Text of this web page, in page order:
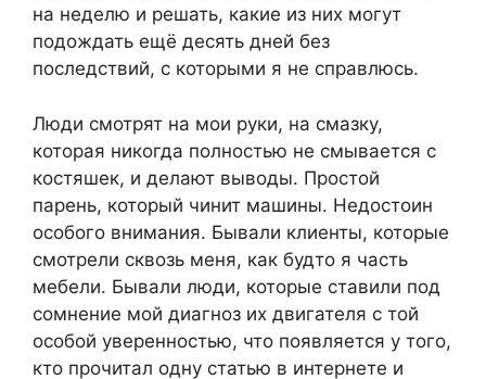
на неделю и решать, какие из них могут
подождать ещё десять дней без
последствий, с которыми я не справлюсь.
Люди смотрят на мои руки, на смазку,
которая никогда полностью не смывается с
костяшек, и делают выводы. Простой
парень, который чинит машины. Недостоин
особого внимания. Бывали клиенты, которые
смотрели сквозь меня, как будто я часть
мебели. Бывали люди, которые ставили под
сомнение мой диагноз их двигателя с той
особой уверенностью, что появляется у того,
кто прочитал одну статью в интернете и